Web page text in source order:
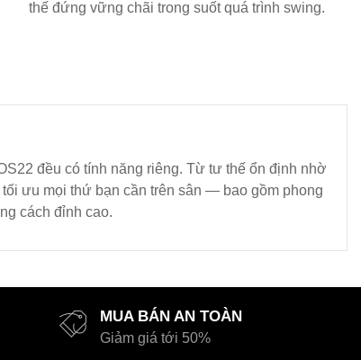
thế đứng vững chãi trong suốt quá trình swing.
đều có tính năng riêng. Từ tư thế ổn định nhờ
ưu mọi thứ bạn cần trên sân — bao gồm phong
cách đỉnh cao.
MUA BÁN AN TOÀN
Giảm giá tới 50%